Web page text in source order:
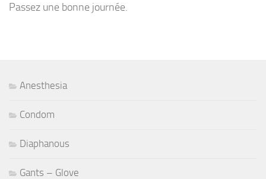
Passez une bonne journée.
Anesthesia
Condom
Diaphanous
Gants – Glove